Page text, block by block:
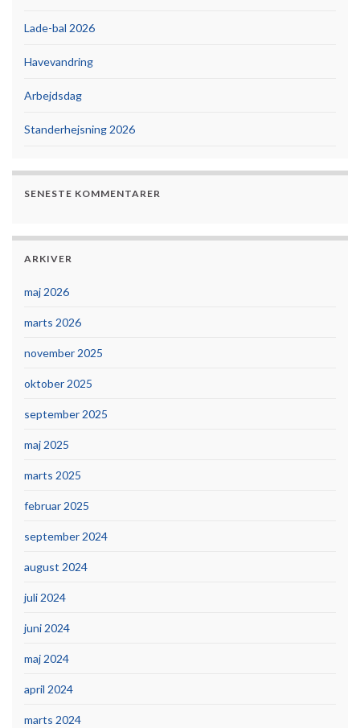
Lade-bal 2026
Havevandring
Arbejdsdag
Standerhejsning 2026
SENESTE KOMMENTARER
ARKIVER
maj 2026
marts 2026
november 2025
oktober 2025
september 2025
maj 2025
marts 2025
februar 2025
september 2024
august 2024
juli 2024
juni 2024
maj 2024
april 2024
marts 2024